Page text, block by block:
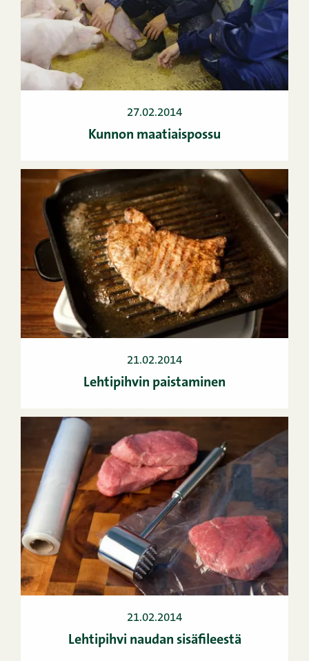
27.02.2014
Kunnon maatiaispossu
21.02.2014
Lehtipihvin paistaminen
21.02.2014
Lehtipihvi naudan sisäfileestä